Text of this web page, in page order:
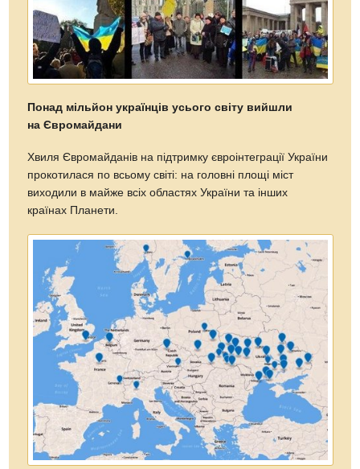
Понад мільйон українців усього світу вийшли
на Євромайдани
Хвиля Євромайданів на підтримку євроінтеграції України
прокотилася по всьому світі: на головні площі міст
виходили в майже всіх областях України та інших
країнах Планети.